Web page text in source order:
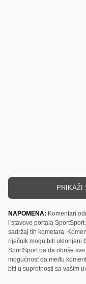
PRIKAŽI
NAPOMENA: Komentari
i stavove portala
sadržaj tih kometara.
riječnik mogu biti uklonjeni
SportSport.ba da obriše
mogućnost da među
biti u suprotnosti sa vašim